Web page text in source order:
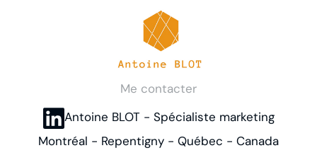
Me contacter
Antoine BLOT - Spécialiste marketing
Montréal - Repentigny - Québec - Canada